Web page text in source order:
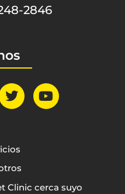
2846
Clinic cerca suyo